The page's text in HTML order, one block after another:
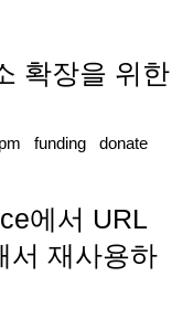
확장을 위한
funding donate
에서 URL
서 재사용하